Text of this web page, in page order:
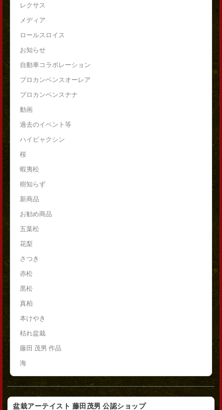
レクサス
メディア
ロールスロイス
お知らせ
自動車コラボレーション
プロカンベンスオーレア
プロカンベンスナナ
動画
過去のイベント等
ハイビャクシン
桜
蝦夷松
樹知らず
新商品
お勧め商品
五葉松
花梨
さつき
赤松
黒松
真柏
本けやき
枯れ盆栽
藤田 茂男 作品
海
盆栽アーテイスト 藤田茂男 公認ショップ